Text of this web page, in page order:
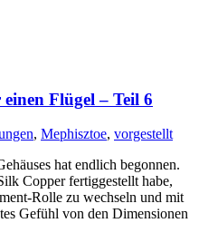
Flügel – Teil 6
, Mephisztoe, vorgestellt
hat endlich begonnen.
Copper fertiggestellt habe,
Rolle zu wechseln und mit
Gefühl von den Dimensionen